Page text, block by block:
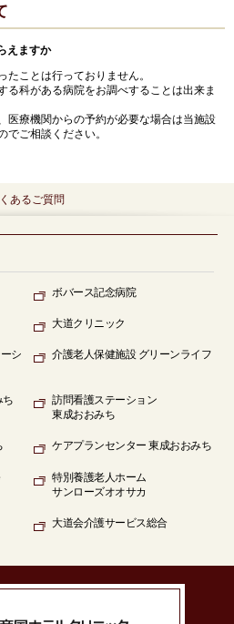
えますか
ことは行っておりません。
る科がある病院をお調べすることは出来ま
医療機関からの予約が必要な場合は当施設
でご相談ください。
あるご質問
ボバース記念病院
大道クリニック
シ
介護老人保健施設 グリーンライフ
ち
訪問看護ステーション
東成おおみち
ケアプランセンター東成おおみち
特別養護老人ホーム
サンローズオオサカ
大道会介護サービス総合